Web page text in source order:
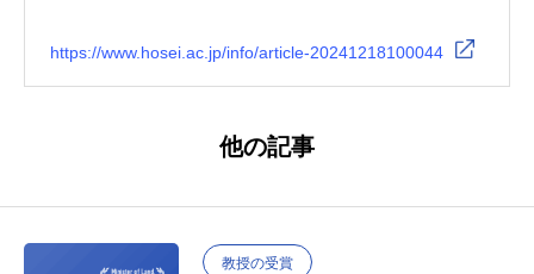
https://www.hosei.ac.jp/info/article-20241218100044
他の記事
教授の受賞